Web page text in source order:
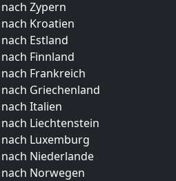
Zypern
Kroatien
Estland
Finnland
Frankreich
Griechenland
Italien
Liechtenstein
Luxemburg
Niederlande
Norwegen